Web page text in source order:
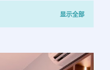
显示全部